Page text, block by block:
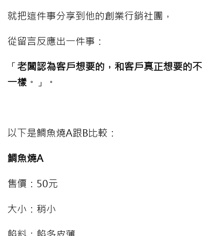
就把這件事分享到他的創業行銷社團，
從留言反應出一件事：
「老闆認為客戶想要的，和客戶真正想要的不
一樣 。」。
以下是鯛魚燒A跟B比較：
鯛魚燒A
售價：50元
大小：稍小